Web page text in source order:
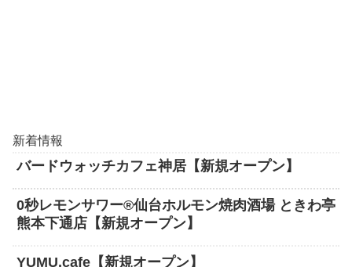
新着情報
バードウォッチカフェ神居【新規オープン】
0秒レモンサワー®仙台ホルモン焼肉酒場 ときわ亭
熊本下通店【新規オープン】
YUMU.cafe【新規オープン】